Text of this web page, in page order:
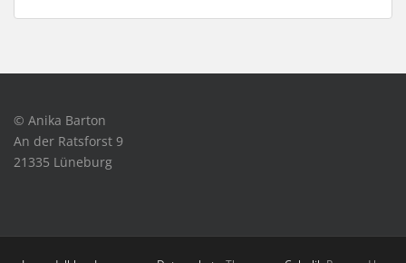
© Anika Barton
An der Ratsforst 9
21335 Lüneburg